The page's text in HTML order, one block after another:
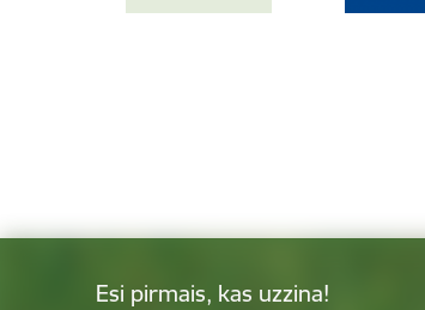
Esi pirmais, kas uzzina!